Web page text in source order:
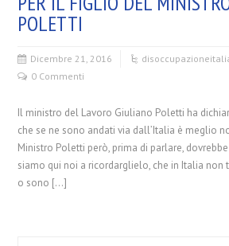
POLETTI
Dicembre 21, 2016 disoccupazione
0 Commenti
Il ministro del Lavoro Giuliano Poletti ha
che se ne sono andati via dall’Italia è meglio
Ministro Poletti però, prima di parlare,
siamo qui noi a ricordarglielo, che in Italia non
o sono […]